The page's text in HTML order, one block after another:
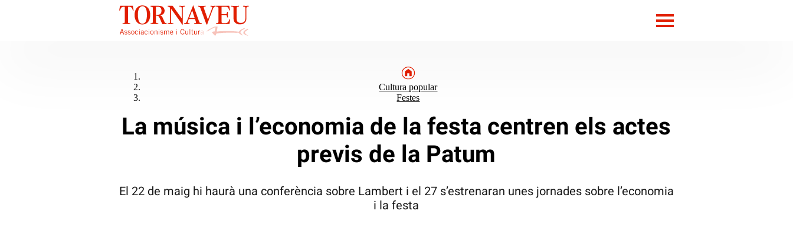
Cultura popular
Festes
La música i l’economia de la festa centren els actes
previs de la Patum
El 22 de maig hi haurà una conferència sobre Lambert i el 27 s’estrenaran unes jornades sobre l’economia
i la festa